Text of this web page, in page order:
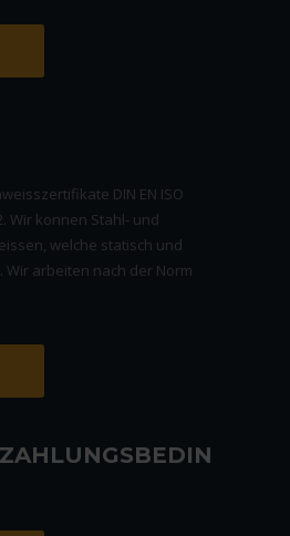
DIN EN ISO
Wir konnen Stahl- und
welche statisch und
arbeiten nach der Norm